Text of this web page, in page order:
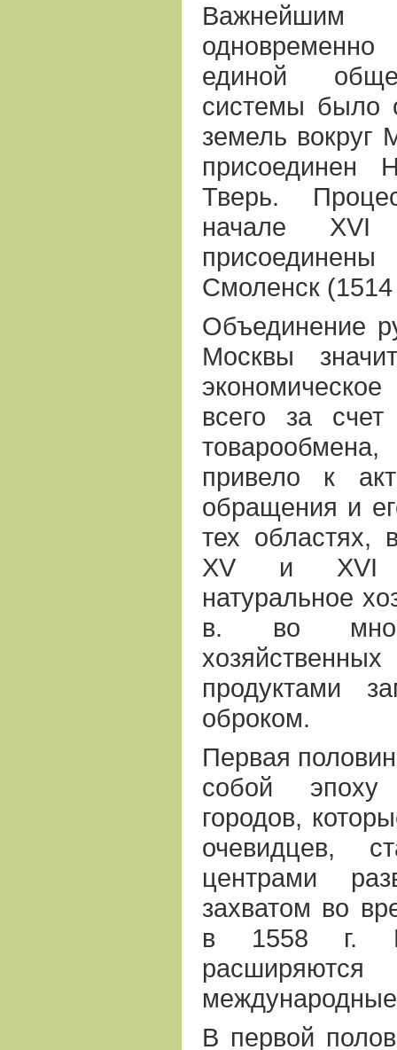
единой
системы было
земель вокруг
присоединен
Тверь.
начале
Смоленск (1514
Объединение
Москвы
всего за счет
привело к
обращения и
тех областях,
ХV и ХVI
натуральное
в. во
продуктами
оброком.
Первая
собой эпоху
городов,
очевидцев,
центрами
захватом во
в 1558 г.
В первой